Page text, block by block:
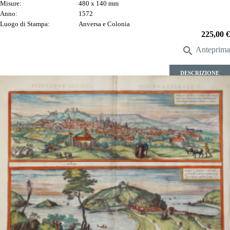
Misure:
480 x 140 mm
Anno:
1572
Luogo di Stampa:
Anversa e Colonia
Prezzo
225,00 €
 Anteprima
DESCRIZIONE